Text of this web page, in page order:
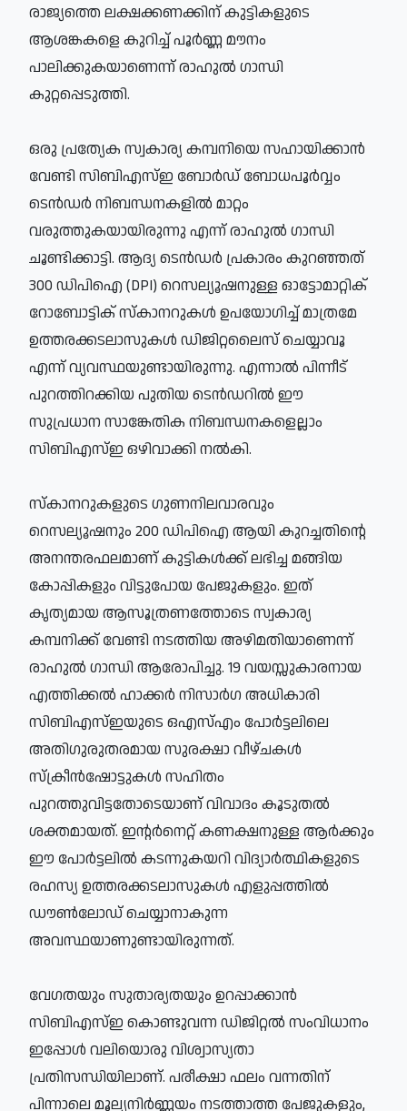
രാജ്യത്തെ ലക്ഷക്കണക്കിന് കുട്ടികളുടെ
ആശങ്കകളെ കുറിച്ച് പൂര്‍ണ്ണ മൗനം
പാലിക്കുകയാണെന്ന് രാഹുല്‍ ഗാന്ധി
കുറ്റപ്പെടുത്തി.
ഒരു പ്രത്യേക സ്വകാര്യ കമ്പനിയെ സഹായിക്കാന്‍
വേണ്ടി സിബിഎസ്ഇ ബോര്‍ഡ് ബോധപൂര്‍വ്വം
ടെന്‍ഡര്‍ നിബന്ധനകളില്‍ മാറ്റം
വരുത്തുകയായിരുന്നു എന്ന് രാഹുല്‍ ഗാന്ധി
ചൂണ്ടിക്കാട്ടി. ആദ്യ ടെന്‍ഡര്‍ പ്രകാരം കുറഞ്ഞത്
300 ഡിപിഐ (DPI) റെസല്യൂഷനുള്ള ഓട്ടോമാറ്റിക്
റോബോട്ടിക് സ്‌കാനറുകള്‍ ഉപയോഗിച്ച് മാത്രമേ
ഉത്തരക്കടലാസുകള്‍ ഡിജിറ്റലൈസ് ചെയ്യാവൂ
എന്ന് വ്യവസ്ഥയുണ്ടായിരുന്നു. എന്നാല്‍ പിന്നീട്
പുറത്തിറക്കിയ പുതിയ ടെന്‍ഡറില്‍ ഈ
സുപ്രധാന സാങ്കേതിക നിബന്ധനകളെല്ലാം
സിബിഎസ്ഇ ഒഴിവാക്കി നല്‍കി.
സ്‌കാനറുകളുടെ ഗുണനിലവാരവും
റെസല്യൂഷനും 200 ഡിപിഐ ആയി കുറച്ചതിന്റെ
അനന്തരഫലമാണ് കുട്ടികള്‍ക്ക് ലഭിച്ച മങ്ങിയ
കോപ്പികളും വിട്ടുപോയ പേജുകളും. ഇത്
കൃത്യമായ ആസൂത്രണത്തോടെ സ്വകാര്യ
കമ്പനിക്ക് വേണ്ടി നടത്തിയ അഴിമതിയാണെന്ന്
രാഹുല്‍ ഗാന്ധി ആരോപിച്ചു. 19 വയസ്സുകാരനായ
എത്തിക്കല്‍ ഹാക്കര്‍ നിസാര്‍ഗ അധികാരി
സിബിഎസ്ഇയുടെ ഒഎസ്എം പോര്‍ട്ടലിലെ
അതിഗുരുതരമായ സുരക്ഷാ വീഴ്ചകള്‍
സ്‌ക്രീന്‍ഷോട്ടുകള്‍ സഹിതം
പുറത്തുവിട്ടതോടെയാണ് വിവാദം കൂടുതല്‍
ശക്തമായത്. ഇന്റര്‍നെറ്റ് കണക്ഷനുള്ള ആര്‍ക്കും
ഈ പോര്‍ട്ടലില്‍ കടന്നുകയറി വിദ്യാര്‍ത്ഥികളുടെ
രഹസ്യ ഉത്തരക്കടലാസുകള്‍ എളുപ്പത്തില്‍
ഡൗണ്‍ലോഡ് ചെയ്യാനാകുന്ന
അവസ്ഥയാണുണ്ടായിരുന്നത്.
വേഗതയും സുതാര്യതയും ഉറപ്പാക്കാന്‍
സിബിഎസ്ഇ കൊണ്ടുവന്ന ഡിജിറ്റല്‍ സംവിധാനം
ഇപ്പോള്‍ വലിയൊരു വിശ്വാസ്യതാ
പ്രതിസന്ധിയിലാണ്. പരീക്ഷാ ഫലം വന്നതിന്
പിന്നാലെ മൂല്യനിര്‍ണ്ണയം നടത്താത്ത പേജുകളും,